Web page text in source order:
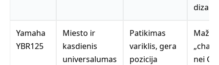
Yamaha
YBR125
Miesto ir
kasdienis
universalumas
Patikimas
variklis, gera
pozicija
nei